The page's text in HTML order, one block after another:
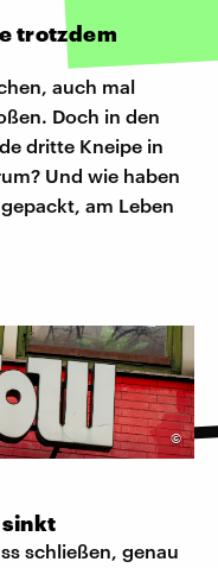
trotzdem
auch mal
Doch in den
dritte Kneipe in
Und wie haben
am Leben
©
sinkt
schließen, genau